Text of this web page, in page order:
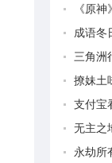
《原
成语冬
三角洲
撩妹土
支付宝
案分享
无主之
永劫所